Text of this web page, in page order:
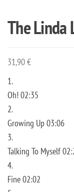
The Linda
31,90€
1.
Oh! 02:35
2.
Growing Up 03:06
3.
Talking To Myself
4.
Fine 02:02